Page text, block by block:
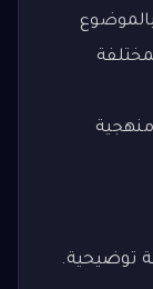
بالموضوع
توضيحية.